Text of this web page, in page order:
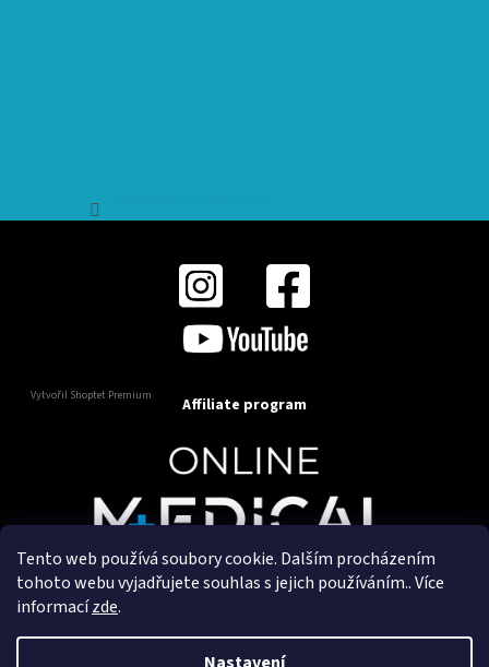
Tento web používá soubory cookie. Dalším procházením
tohoto webu vyjadřujete souhlas s jejich používáním.. Více
informacízde.
Vytvořil Shoptet Premium Affiliate program
Copyright 2025OnlineMedical.cz. Všechna práva
Vytvořil a marketingově zajišťuje